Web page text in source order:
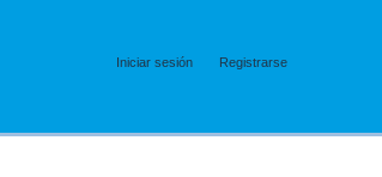
Iniciar sesión Registrarse